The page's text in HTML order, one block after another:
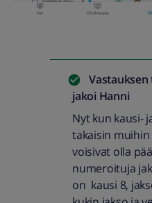
jakoi Hanni
Nyt kun kausi-
takaisin muihin
voisivat olla
numeroituja
on kausi 8,